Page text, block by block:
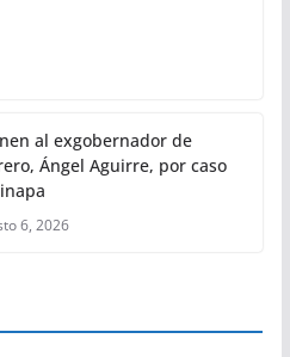
al exgobernador de
Ángel Aguirre, por caso
6, 2026